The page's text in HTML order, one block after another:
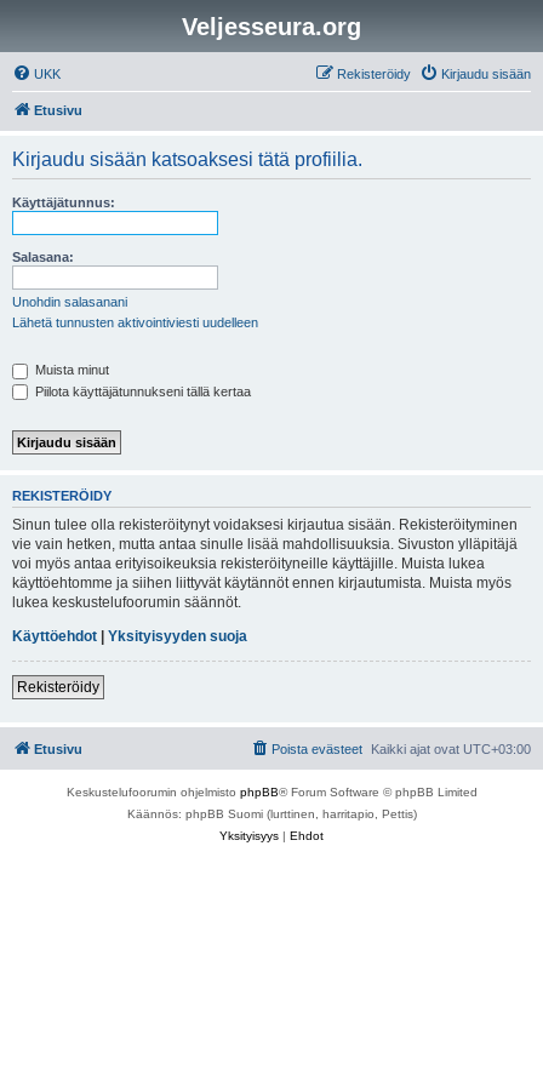
Veljesseura.org
UKK Kirjaudu sisään
Rekisteröidy
Etusivu
Kirjaudu sisään katsoaksesi tätä profiilia.
Käyttäjätunnus:
Salasana:
Unohdin salasanani
Lähetä tunnusten aktivointiviesti uudelleen
Muista minut
Piilota käyttäjätunnukseni tällä kertaa
REKISTERÖIDY
Sinun tulee olla rekisteröitynyt voidaksesi kirjautua sisään. Rekisteröityminen
vie vain hetken, mutta antaa sinulle lisää mahdollisuuksia. Sivuston ylläpitäjä
voi myös antaa erityisoikeuksia rekisteröityneille käyttäjille. Muista lukea
käyttöehtomme ja siihen liittyvät käytännöt ennen kirjautumista. Muista myös
lukea keskustelufoorumin säännöt.
Käyttöehdot | Yksityisyyden suoja
Rekisteröidy
Etusivu Kaikki ajat ovat UTC+03:00
Poista evästeet
Keskustelufoorumin ohjelmisto phpBB® Forum Software © phpBB Limited
Käännös: phpBB Suomi (lurttinen, harritapio, Pettis)
Yksityisyys | Ehdot